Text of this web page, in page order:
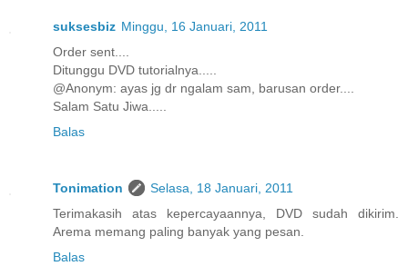
suksesbiz Minggu, 16 Januari, 2011
Order sent....
Ditunggu DVD tutorialnya.....
@Anonym: ayas jg dr ngalam sam, barusan order....
Salam Satu Jiwa.....
Balas
Tonimation
Selasa, 18 Januari, 2011
Terimakasih atas kepercayaannya, DVD sudah dikirim.
Arema memang paling banyak yang pesan.
Balas